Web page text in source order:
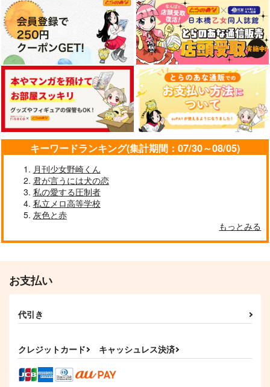
キーワードランキング(集計期間：07/30～08/05)
月刊少女野崎くん
君が言うには犬の恋
私の愛する圧制者
私立メロ高等学校
灰色と赤
もっとみる
お支払い
代引き
クレジットカード キャッシュレス決済